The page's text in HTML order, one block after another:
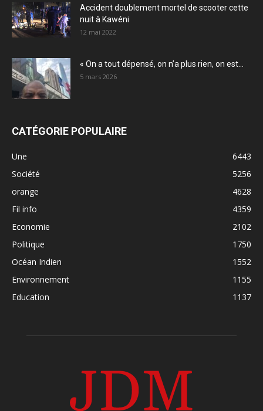
Accident doublement mortel de scooter cette
nuit à Kawéni
12 mai 2022
« On a tout dépensé, on n’a plus rien, on est...
5 mars 2026
CATÉGORIE POPULAIRE
Une
6443
Société
5256
orange
4628
Fil info
4359
Economie
2102
Politique
1750
Océan Indien
1552
Environnement
1155
Education
1137